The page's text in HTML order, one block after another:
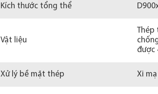
Kích thước tổng thể
Vật liệu
Thép
được
Xử lý bề mặt thép Xi